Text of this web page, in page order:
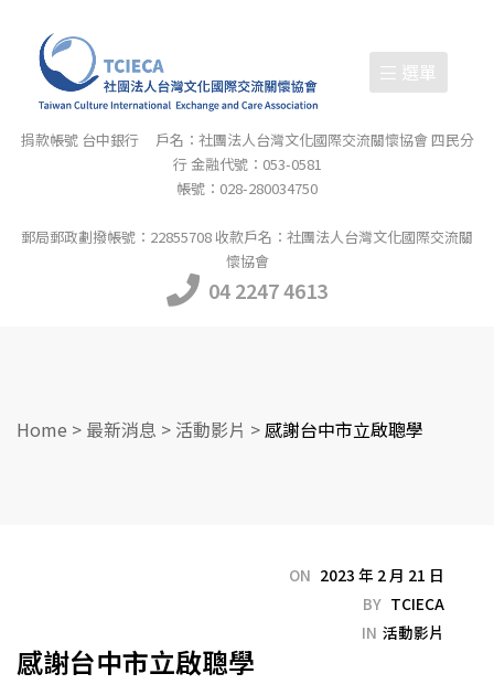
選單
捐款帳號 台中銀行 戶名：社團法人台灣文化國際交流關懷協會 四民分
行 金融代號：053-0581
帳號：028-280034750
郵局郵政劃撥帳號：22855708 收款戶名：社團法人台灣文化國際交流關
懷協會
04 2247 4613
Home > 最新消息 > 活動影片 >感謝台中市立啟聰學
ON 2023 年 2 月 21 日
BY TCIECA
IN 活動影片
感謝台中市立啟聰學